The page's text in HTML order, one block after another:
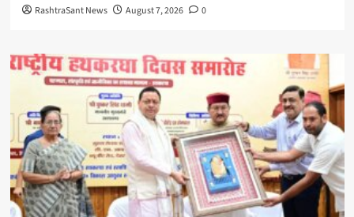
RashtraSant News August 7, 2026 0